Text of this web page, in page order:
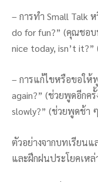
– การทำ Small Talk
do for fun?” (คุณชอบ
nice today, isn’t
– การแก้ไขหรือขอให้
again?” (ช่วยพูดอีกค
slowly?” (ช่วยพูดช้า
ตัวอย่างจากบทเรียน
และฝึกฝนประโยคเห